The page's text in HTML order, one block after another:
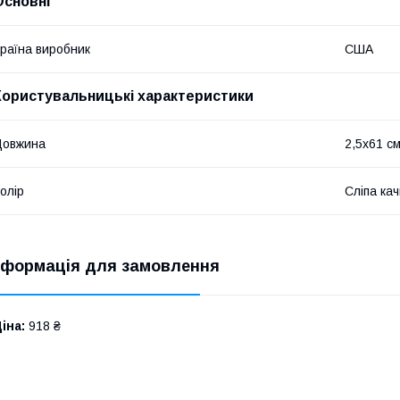
виробник США
характеристики
2,5х61 см
Cліпа
для замовлення
918 ₴